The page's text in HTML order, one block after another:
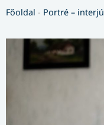
Főoldal - Portré – interjú